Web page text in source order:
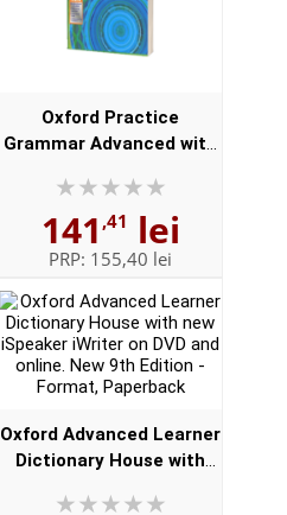
Oxford Practice
Grammar Advanced with
(With answers)
141 ,41 lei
PRP: 155,40 lei
Oxford Advanced Learner
Dictionary House with